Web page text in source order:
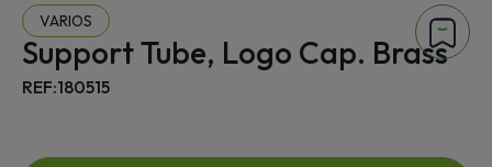
VARIOS
Support Tube, Logo Cap. Brass
REF:180515